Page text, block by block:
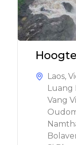
Laos,
Luang
Vang